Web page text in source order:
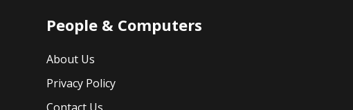
People & Computers
About Us
Privacy Policy